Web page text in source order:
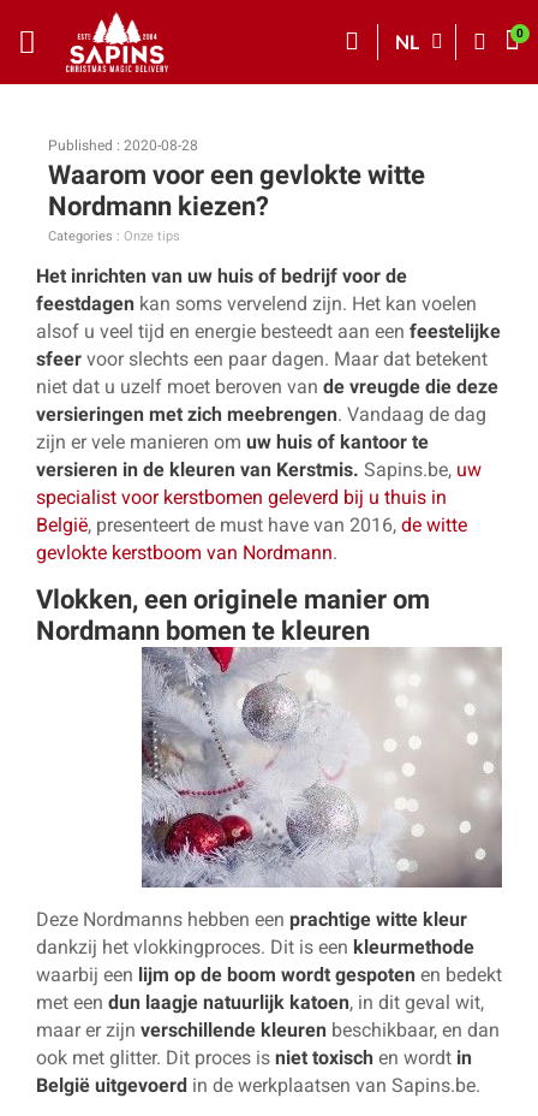
NL
Published : 2020-08-28
Waarom voor een gevlokte witte
Nordmann kiezen?
Categories : Onze tips
Het inrichten van uw huis of bedrijf voor de
feestdagen kan soms vervelend zijn. Het kan voelen
alsof u veel tijd en energie besteedt aan een feestelijke
sfeer voor slechts een paar dagen. Maar dat betekent
niet dat u uzelf moet beroven van de vreugde die deze
versieringen met zich meebrengen. Vandaag de dag
zijn er vele manieren om uw huis of kantoor te
versieren in de kleuren van Kerstmis. Sapins.be, uw
specialist voor kerstbomen geleverd bij u thuis in
België, presenteert de must have van 2016, de witte
gevlokte kerstboom van Nordmann.
Vlokken, een originele manier om
Nordmann bomen te kleuren
Deze Nordmanns hebben een prachtige witte kleur
dankzij het vlokkingproces. Dit is een kleurmethode
waarbij een lijm op de boom wordt gespoten en bedekt
met een dun laagje natuurlijk katoen, in dit geval wit,
maar er zijn verschillende kleuren beschikbaar, en dan
ook met glitter. Dit proces is niet toxisch en wordt in
België uitgevoerd in de werkplaatsen van Sapins.be.